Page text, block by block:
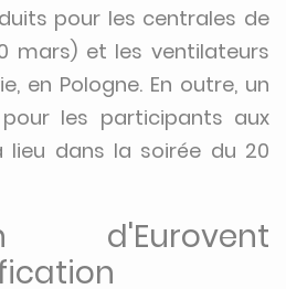
pour les centrales de
mars) et les ventilateurs
en Pologne. En outre, un
les participants aux
lieu dans la soirée du 20
d'Eurovent